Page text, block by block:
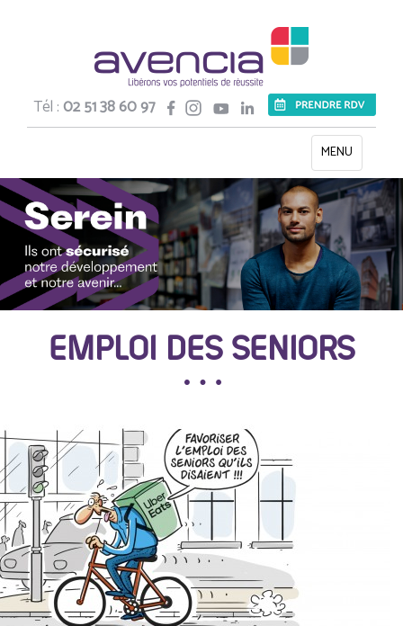
Tél :02 51 38 60 97
Toggle
navigation
MENU
EMPLOI DES SENIORS